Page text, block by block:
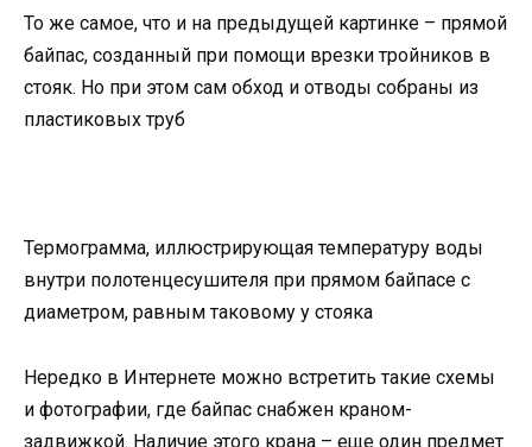
То же самое, что и на предыдущей картинке – прямой
байпас, созданный при помощи врезки тройников в
стояк. Но при этом сам обход и отводы собраны из
пластиковых труб
Термограмма, иллюстрирующая температуру воды
внутри полотенцесушителя при прямом байпасе с
диаметром, равным таковому у стояка
Нередко в Интернете можно встретить такие схемы
и фотографии, где байпас снабжен краном-
задвижкой. Наличие этого крана – еще один предмет